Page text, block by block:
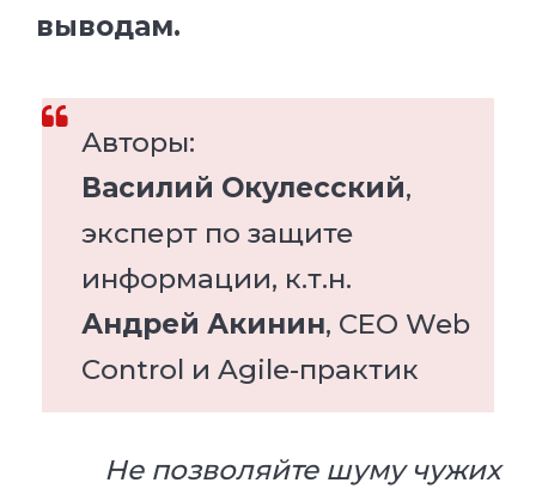
выводам.
Авторы:
Василий Окулесский,
эксперт по защите
информации, к.т.н.
Андрей Акинин, СЕО Web
Control и Agile-практик
Не позволяйте шуму чужих